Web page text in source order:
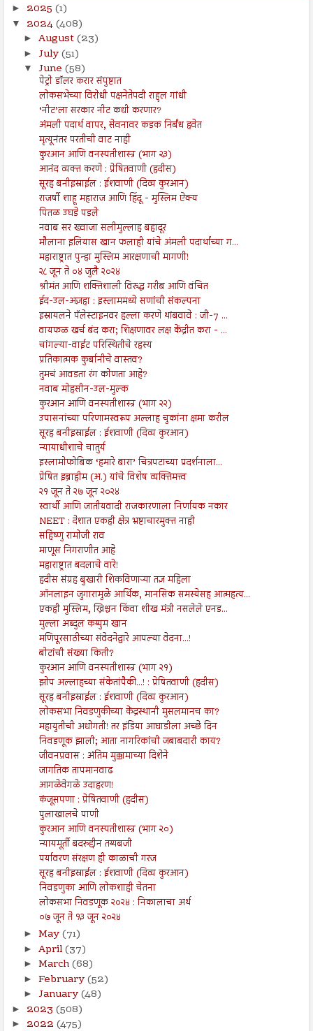
► 2025 (1)
▼ 2024(408)
► August(23)
► July(51)
▼ June (58)
पेट्रो डॉलर करार संपुष्टात
लोकसभेच्या विरोधी पक्षनेतेपदी राहुल गांधी
‘नीट’ला सरकार नीट कधी करणार?
अंमली पदार्थ वापर, सेवनावर कडक निर्बंध हवेत
मृत्यूनंतर परतीची वाट नाही
कुरआन आणि वनस्पतीशास्त्र (भाग २३)
आनंद व्यक्त करणे : प्रेषितवाणी (हदीस)
सूरह बनीइस्राईल : ईशवाणी (दिव्य कुरआन)
राजर्षी शाहू महाराज आणि हिंदू - मुस्लिम ऐक्य
पितळ उघडे पडले
नवाब सर ख्वाजा सलीमुल्लाह बहादूर
मौलाना इलियास खान फलाही यांचे अंमली पदार्थांच्या ग...
महाराष्ट्रात पुन्हा मुस्लिम आरक्षणाची मागणी!
२८ जून ते ०४ जुलै २०२४
श्रीमंत आणि शक्तिशाली विरुद्ध गरीब आणि वंचित
ईद-उल-अज़हा : इस्लाममध्ये सणांची संकल्पना
इस्रायलने पॅलेस्टाइनवर हल्ला करणे थांबवावे : जी-7 ...
वायफळ खर्च बंद करा; शिक्षणावर लक्ष केंद्रीत करा - ...
चांगल्या-वाईट परिस्थितीचे रहस्य
प्रतिकात्मक कुर्बानीचे वास्तव?
तुमचं आवडता रंग कोणता आहे?
नवाब मोहसीन-उल-मुल्क
कुरआन आणि वनस्पतीशास्त्र (भाग २२)
उपासनांच्या परिणामस्वरूप अल्लाह चुकांना क्षमा करील
सूरह बनीइस्राईल : ईशवाणी (दिव्य कुरआन)
न्यायाधीशाचे चातुर्य
इस्लामोफोबिक ‘हमारे बारा’ चित्रपटाच्या प्रदर्शनाला...
प्रेषित इब्राहीम (अ.) यांचे विशेष व्यक्तिमत्त्व
२१ जून ते २७ जून २०२४
स्वार्थी आणि जातीयवादी राजकारणाला निर्णायक नकार
NEET : देशात एकही क्षेत्र भ्रष्टाचारमुक्त नाही
सहिष्णु रामोजी राव
माणूस निगराणीत आहे
महाराष्ट्रात बदलाचे वारे!
हदीस संग्रह बुखारी शिकविणाऱ्या तज्ञ महिला
ऑनलाइन जुगारामुळे आर्थिक, मानसिक समस्येसह आत्महत्य...
एकही मुस्लिम, ख्रिश्चन किंवा शीख मंत्री नसलेले एनड...
मुल्ला अब्दुल कय्युम खान
मणिपूरसाठीच्या संवेदनेद्वारे आपल्या वेदना...!
बोटांची संख्या किती?
कुरआन आणि वनस्पतीशास्त्र (भाग २१)
झोप अल्लाहच्या संकेतांपैकी...! : प्रेषितवाणी (हदीस)
सूरह बनीइस्राईल : ईशवाणी (दिव्य कुरआन)
लोकसभा निवडणुकीच्या केंद्रस्थानी मुसलमानच का?
महायुतीची अधोगती! तर इंडिया आघाडीला अच्छे दिन
निवडणूक झाली; आता नागरिकांची जबाबदारी काय?
जीवनप्रवास : अंतिम मुक्कामाच्या दिशेने
जागतिक तापमानवाढ
आगळेवेगळे उदाहरण!
कंजूसपणा : प्रेषितवाणी (हदीस)
पुलाखालचे पाणी
कुरआन आणि वनस्पतीशास्त्र (भाग २०)
न्यायमूर्ती बदरुद्दीन तय्यबजी
पर्यावरण संरक्षण ही काळाची गरज
सूरह बनीइस्राईल : ईशवाणी (दिव्य कुरआन)
निवडणुका आणि लोकशाही चेतना
लोकसभा निवडणूक २०२४ : निकालाचा अर्थ
०७ जून ते १३ जून २०२४
► May(71)
► April(37)
► March(68)
► February(52)
► January(48)
► 2023 (508)
► 2022 (475)